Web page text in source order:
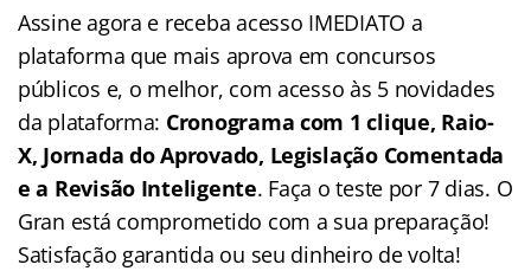
Assine agora e receba acesso IMEDIATO a
plataforma que mais aprova em concursos
públicos e, o melhor, com acesso às 5 novidades
da plataforma: Cronograma com 1 clique, Raio-
X, Jornada do Aprovado, Legislação Comentada
e a Revisão Inteligente. Faça o teste por 7 dias. O
Gran está comprometido com a sua preparação!
Satisfação garantida ou seu dinheiro de volta!